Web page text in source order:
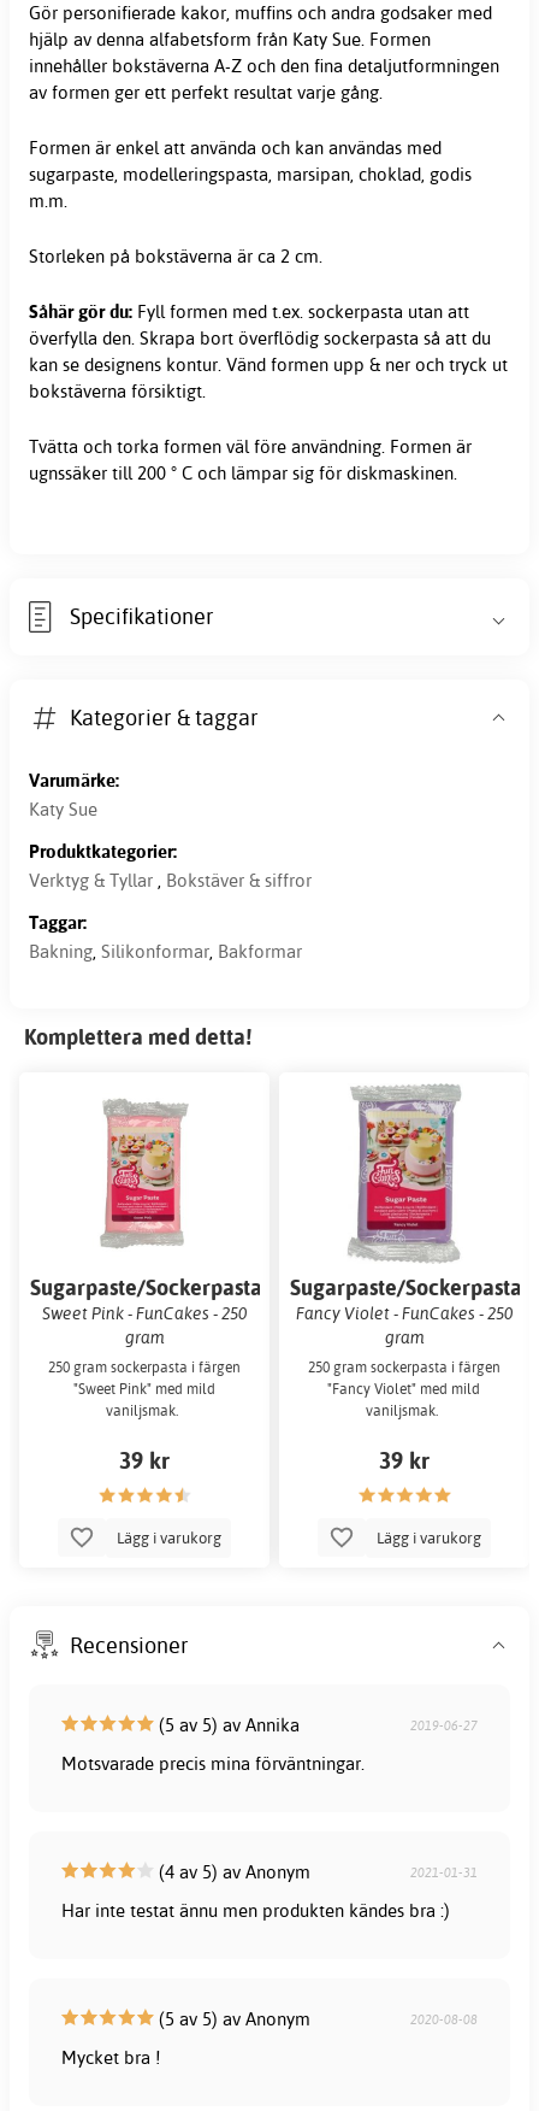
Gör personifierade kakor, muffins och andra godsaker med
hjälp av denna alfabetsform från Katy Sue. Formen
innehåller bokstäverna A-Z och den fina detaljutformningen
av formen ger ett perfekt resultat varje gång.
Formen är enkel att använda och kan användas med
sugarpaste, modelleringspasta, marsipan, choklad, godis
m.m.
Storleken på bokstäverna är ca 2 cm.
Såhär gör du: Fyll formen med t.ex. sockerpasta utan att
överfylla den. Skrapa bort överflödig sockerpasta så att du
kan se designens kontur. Vänd formen upp & ner och tryck ut
bokstäverna försiktigt.
Tvätta och torka formen väl före användning. Formen är
ugnssäker till 200 ° C och lämpar sig för diskmaskinen.
Specifikationer
Kategorier & taggar
Varumärke:
Katy Sue
Produktkategorier:
Verktyg & Tyllar , Bokstäver & siffror
Taggar:
Bakning, Silikonformar, Bakformar
Komplettera med detta!
Sugarpaste/Sockerpasta
Sweet Pink - FunCakes - 250
gram
250 gram sockerpasta i färgen
"Sweet Pink" med mild
vaniljsmak.
39 kr
Lägg i varukorg
Sugarpaste/Sockerpasta
Fancy Violet - FunCakes - 250
gram
250 gram sockerpasta i färgen
"Fancy Violet" med mild
vaniljsmak.
39 kr
Lägg i varukorg
Recensioner
(5 av 5) av Annika 2019-06-27
Motsvarade precis mina förväntningar.
(4 av 5) av Anonym 2021-01-31
Har inte testat ännu men produkten kändes bra :)
(5 av 5) av Anonym 2020-08-08
Mycket bra !